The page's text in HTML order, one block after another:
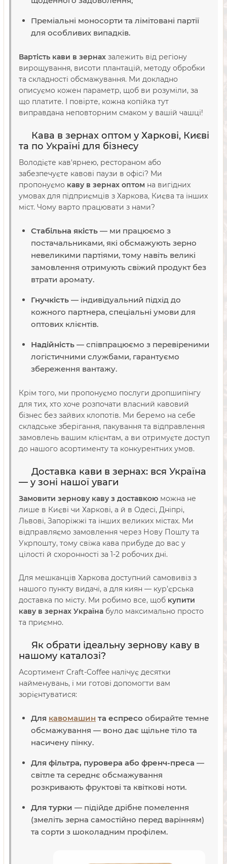
Преміальні моносорти та лімітовані партії
для особливих випадків.
Вартість кави в зернах залежить від регіону
вирощування, висоти плантацій, методу обробки
та складності обсмажування. Ми докладно
описуємо кожен параметр, щоб ви розуміли, за
що платите. І повірте, кожна копійка тут
виправдана неповторним смаком у вашій чашці!
Кава в зернах оптом у Харкові, Києві
та по Україні для бізнесу
Володієте кав'ярнею, рестораном або
забезпечуєте кавові паузи в офісі? Ми
пропонуємо каву в зернах оптом на вигідних
умовах для підприємців з Харкова, Києва та інших
міст. Чому варто працювати з нами?
Стабільна якість — ми працюємо з
постачальниками, які обсмажують зерно
невеликими партіями, тому навіть великі
замовлення отримують свіжий продукт без
втрати аромату.
Гнучкість — індивідуальний підхід до
кожного партнера, спеціальні умови для
оптових клієнтів.
Надійність — співпрацюємо з перевіреними
логістичними службами, гарантуємо
збереження вантажу.
Крім того, ми пропонуємо послуги дропшипінгу
для тих, хто хоче розпочати власний кавовий
бізнес без зайвих клопотів. Ми беремо на себе
складське зберігання, пакування та відправлення
замовлень вашим клієнтам, а ви отримуєте доступ
до нашого асортименту та конкурентних умов.
Доставка кави в зернах: вся Україна
— у зоні нашої уваги
Замовити зернову каву з доставкою можна не
лише в Києві чи Харкові, а й в Одесі, Дніпрі,
Львові, Запоріжжі та інших великих містах. Ми
відправляємо замовлення через Нову Пошту та
Укрпошту, тому свіжа кава прибуде до вас у
цілості й схоронності за 1-2 робочих дні.
Для мешканців Харкова доступний самовивіз з
нашого пункту видачі, а для киян — кур'єрська
доставка по місту. Ми робимо все, щоб купити
каву в зернах Україна було максимально просто
та приємно.
Як обрати ідеальну зернову каву в
нашому каталозі?
Асортимент Craft-Coffee налічує десятки
найменувань, і ми готові допомогти вам
зорієнтуватися:
Для кавомашин та еспресо обирайте темне
обсмажування — воно дає щільне тіло та
насичену пінку.
Для фільтра, пуровера або френч-преса —
світле та середнє обсмажування
розкривають фруктові та квіткові ноти.
Для турки — підійде дрібне помелення
(змеліть зерна самостійно перед варінням)
та сорти з шоколадним профілем.